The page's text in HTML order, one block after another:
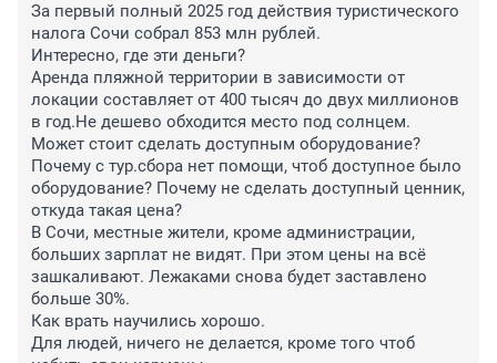
За первый полный 2025 год действия туристического
налога Сочи собрал 853 млн рублей.
Интересно, где эти деньги?
Аренда пляжной территории в зависимости от
локации составляет от 400 тысяч до двух миллионов
в год.Не дешево обходится место под солнцем.
Может стоит сделать доступным оборудование?
Почему с тур.сбора нет помощи, чтоб доступное было
оборудование? Почему не сделать доступный ценник,
откуда такая цена?
В Сочи, местные жители, кроме администрации,
больших зарплат не видят. При этом цены на всё
зашкаливают. Лежаками снова будет заставлено
больше 30%.
Как врать научились хорошо.
Для людей, ничего не делается, кроме того чтоб